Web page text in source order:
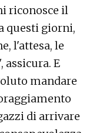
riconosce il
questi giorni,
l'attesa, le
assicura. E
mandare
di arrivare